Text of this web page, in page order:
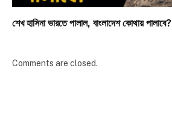
শেখ হাসিনা ভারতে পালাল, বাংলাদেশ কোথায় পালাবে?
Comments are closed.